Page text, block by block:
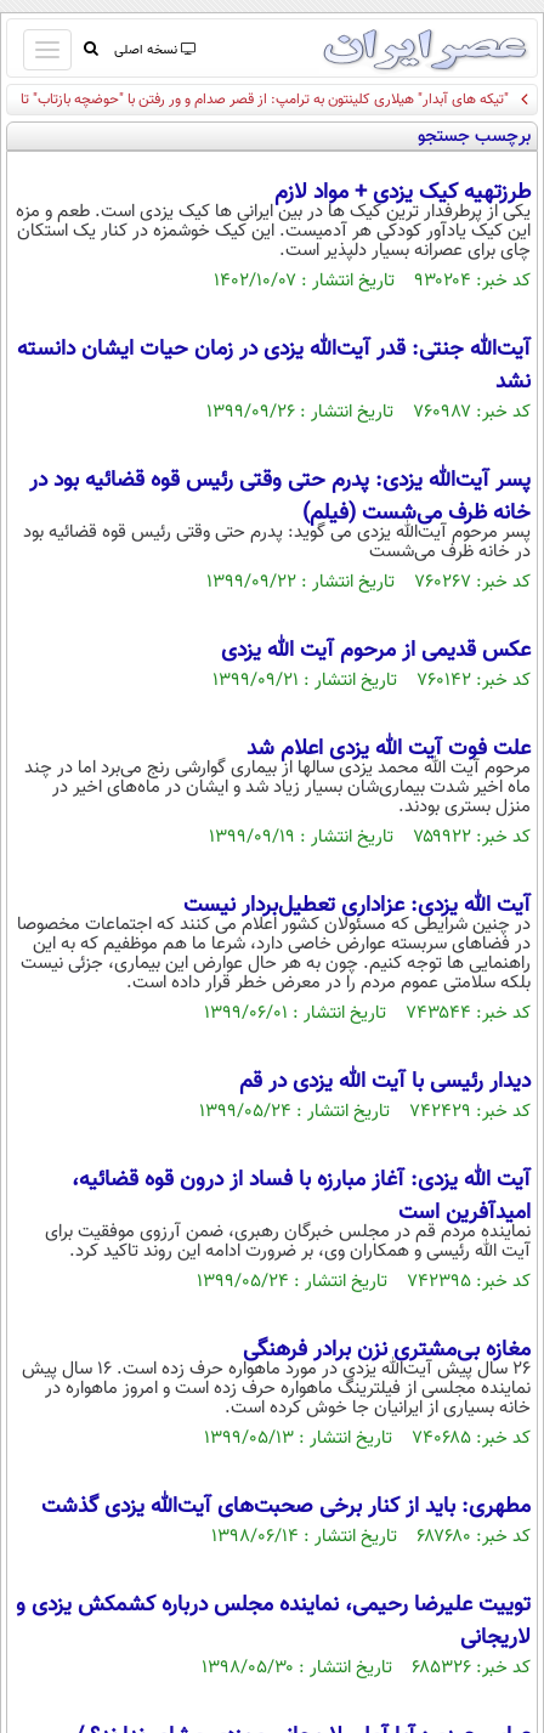
نسخه اصلی
باز
و
بسته
کردن
صفحه اول
جستجو
نظرسنجی
آب و هوا
اوقات شرعی
سواد زندگی
اقتصادی
جامعه
یک برش دانایی
محیط زیست
سفر و تفریح
سیاست خارجی
فرهنگ و هنر
علم و دانش
فناوری و It
اخبار کریپتو
قرآن
سرگرمی
باشگاه مغز
مجله تصویری سلاح
فیلم
اقتصاد
ورزش
سرگرمی
فناوری
گوناگون
حوادث
محیط زیست
بین الملل
اجتماعی
حیات وحش
سیاست خارجی
عصر ایران 2
خواندنی ها و دیدنی ها
پیامک
روانشناسی
آشپزی
آموزش زبان
"تیکه های آبدار" هیلاری کلینتون به ترامپ: از قصر صدام و ور رفتن با "حوضچه بازتاب" تا
وزیر جمع آوری طلا پس از دوره ترامپ!
برچسب جستجو
طرزتهیه کیک یزدی + مواد لازم
یکی از پرطرفدار ترین کیک ها در بین ایرانی ها کیک یزدی است. طعم و مزه
این کیک یادآور کودکی هر آدمیست. این کیک خوشمزه در کنار یک استکان
چای برای عصرانه بسیار دلپذیر است.
کد خبر: ۹۳۰۲۰۴ تاریخ انتشار : ۱۴۰۲/۱۰/۰۷
آیت‌الله جنتی: قدر آیت‌الله یزدی در زمان حیات ایشان دانسته
نشد
کد خبر: ۷۶۰۹۸۷ تاریخ انتشار : ۱۳۹۹/۰۹/۲۶
پسر آیت‌الله یزدی: پدرم حتی وقتی رئیس قوه قضائیه بود در
خانه ظرف می‌شست (فیلم)
پسر مرحوم آیت‌الله یزدی می گوید: پدرم حتی وقتی رئیس قوه قضائیه بود
در خانه ظرف می‌شست
کد خبر: ۷۶۰۲۶۷ تاریخ انتشار : ۱۳۹۹/۰۹/۲۲
عکس قدیمی از مرحوم آیت الله یزدی
کد خبر: ۷۶۰۱۴۲ تاریخ انتشار : ۱۳۹۹/۰۹/۲۱
علت فوت آیت الله یزدی اعلام شد
مرحوم آیت الله محمد یزدی سالها از بیماری گوارشی رنج می‌برد اما در چند
ماه اخیر شدت بیماری‌شان بسیار زیاد شد و ایشان در ماه‌های اخیر در
منزل بستری بودند.
کد خبر: ۷۵۹۹۲۲ تاریخ انتشار : ۱۳۹۹/۰۹/۱۹
آیت الله یزدی: عزاداری‌ تعطیل‌بردار نیست
در چنین شرایطی که مسئولان کشور اعلام می کنند که اجتماعات مخصوصا
در فضاهای سربسته عوارض خاصی دارد، شرعا ما هم موظفیم که به این
راهنمایی ها توجه کنیم. چون به هر حال عوارض این بیماری، جزئی نیست
بلکه سلامتی عموم مردم را در معرض خطر قرار داده است.
کد خبر: ۷۴۳۵۴۴ تاریخ انتشار : ۱۳۹۹/۰۶/۰۱
دیدار رئیسی با آیت الله یزدی در قم
کد خبر: ۷۴۲۴۲۹ تاریخ انتشار : ۱۳۹۹/۰۵/۲۴
آیت الله یزدی: آغاز مبارزه با فساد از درون قوه قضائیه،
امیدآفرین است
نماینده مردم قم در مجلس خبرگان رهبری، ضمن آرزوی موفقیت برای
آیت الله رئیسی و همکاران وی، بر ضرورت ادامه این روند تاکید کرد.
کد خبر: ۷۴۲۳۹۵ تاریخ انتشار : ۱۳۹۹/۰۵/۲۴
مغازه بی‌مشتری نزن برادر فرهنگی
26 سال پیش آیت‌الله یزدی در مورد ماهواره حرف زده است. 16 سال پیش
نماینده مجلسی از فیلترینگ ماهواره حرف زده است و امروز ماهواره در
خانه بسیاری از ایرانیان جا خوش کرده است.
کد خبر: ۷۴۰۶۸۵ تاریخ انتشار : ۱۳۹۹/۰۵/۱۳
مطهری: باید از کنار برخی صحبت‌های آیت‌الله یزدی گذشت
کد خبر: ۶۸۷۶۸۰ تاریخ انتشار : ۱۳۹۸/۰۶/۱۴
توییت علیرضا رحیمی، نماینده مجلس درباره کشمکش یزدی و
لاریجانی
کد خبر: ۶۸۵۳۲۶ تاریخ انتشار : ۱۳۹۸/۰۵/۳۰